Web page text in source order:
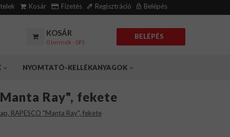
Kosár Fizetés Regisztráció Belépés
KOSÁR
0 termék - 0Ft
BELÉPÉS
NYOMTATÓ-KELLÉKANYAGOK
Ray", fekete
RAPESCO "Manta Ray", fekete